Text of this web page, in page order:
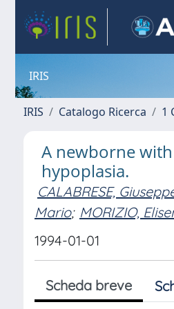
IRIS
IRIS Catalogo Ricerca 1
A newborne
hypoplasia.
CALABRESE,
Mario; MORIZIO,
1994-01-01
Scheda breve